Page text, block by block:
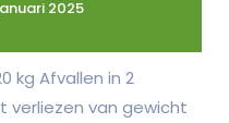
2025
kg Afvallen in 2
verliezen van gewicht